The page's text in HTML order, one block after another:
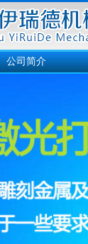
公司简介